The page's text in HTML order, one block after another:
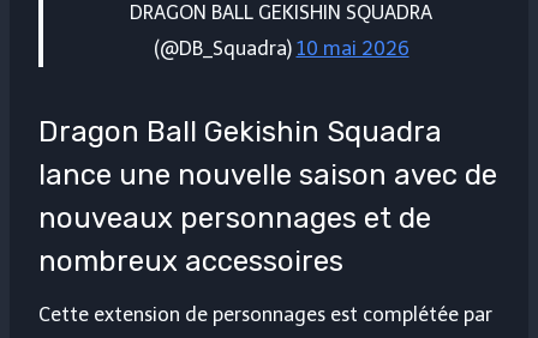
DRAGON BALL GEKISHIN SQUADRA
(@DB_Squadra) 10 mai 2026
Dragon Ball Gekishin Squadra
lance une nouvelle saison avec de
nouveaux personnages et de
nombreux accessoires
Cette extension de personnages est complétée par